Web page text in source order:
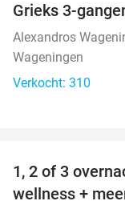
Grieks 3-
Alexandros
Wageningen
Verkocht: 310
TODAY
1, 2 of 3
wellness +